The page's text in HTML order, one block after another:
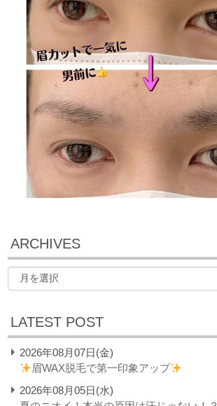
ARCHIVES
LATEST POST
2026年08月07日(金)
眉WAX脱毛で第一印象アップ
2026年08月05日(水)